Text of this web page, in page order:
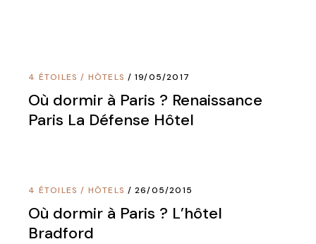
4 ÉTOILES / HÔTELS 19/05/2017
Où dormir à Paris ? Renaissance
Paris La Défense Hôtel
4 ÉTOILES / HÔTELS 26/05/2015
Où dormir à Paris ? L’hôtel
Bradford